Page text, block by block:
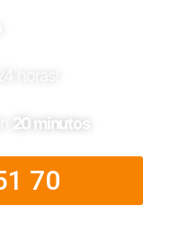
horas!
20 minutos
70